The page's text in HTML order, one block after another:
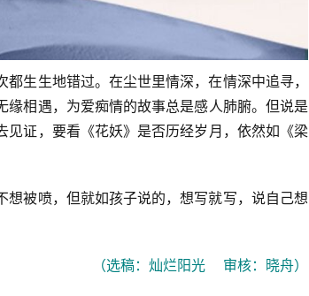
生生地错过。在尘世里情深，在情深中追寻，
相遇，为爱痴情的故事总是感人肺腑。但说是
证，要看《花妖》是否历经岁月，依然如《梁
被喷，但就如孩子说的，想写就写，说自己想
（选稿：灿烂阳光    审核：晓舟）